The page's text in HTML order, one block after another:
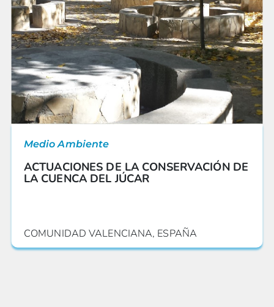
Medio Ambiente
ACTUACIONES DE LA CONSERVACIÓN DE
LA CUENCA DEL JÚCAR
COMUNIDAD VALENCIANA, ESPAÑA